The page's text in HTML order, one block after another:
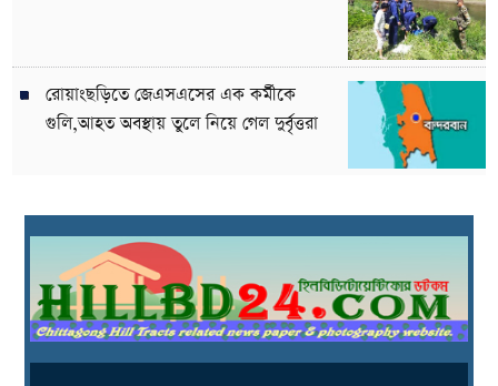
রোয়াংছড়িতে জেএসএসের এক কর্মীকে
গুলি,আহত অবস্থায় তুলে নিয়ে গেল দুর্বৃত্তরা